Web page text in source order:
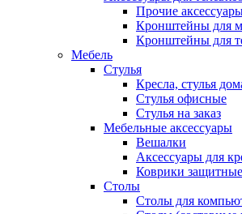
Прочие
Кронштейны для
Кронштейны для
Мебель
Стулья
Кресла, стулья
Стулья офисные
Стулья на заказ
Мебельные аксессуары
Вешалки
Аксессуары для
Коврики защитные
Столы
Столы для